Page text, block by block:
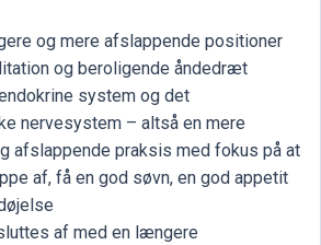
og mere afslappende positioner
og beroligende åndedræt
system og det
nervesystem – altså en mere
afslappende praksis med fokus på at
af, få en god søvn, en god appetit
af med en længere